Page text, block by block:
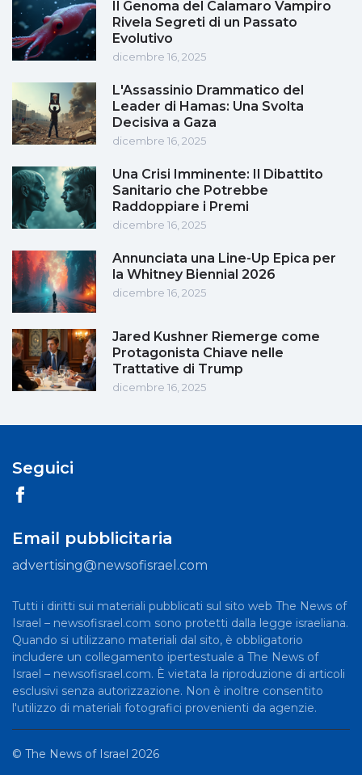
Il Genoma del Calamaro Vampiro
Rivela Segreti di un Passato
Evolutivo
dicembre 16, 2025
L'Assassinio Drammatico del
Leader di Hamas: Una Svolta
Decisiva a Gaza
dicembre 16, 2025
Una Crisi Imminente: Il Dibattito
Sanitario che Potrebbe
Raddoppiare i Premi
dicembre 16, 2025
Annunciata una Line-Up Epica per
la Whitney Biennial 2026
dicembre 16, 2025
Jared Kushner Riemerge come
Protagonista Chiave nelle
Trattative di Trump
dicembre 16, 2025
Seguici
Email pubblicitaria
advertising@newsofisrael.com
Tutti i diritti sui materiali pubblicati sul sito web The News of
Israel – newsofisrael.com sono protetti dalla legge israeliana.
Quando si utilizzano materiali dal sito, è obbligatorio
includere un collegamento ipertestuale a The News of
Israel – newsofisrael.com. È vietata la riproduzione di articoli
esclusivi senza autorizzazione. Non è inoltre consentito
l'utilizzo di materiali fotografici provenienti da agenzie.
© The News of Israel 2026